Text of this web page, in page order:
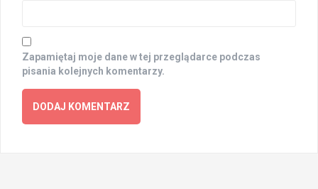
Zapamiętaj moje dane w tej przeglądarce podczas
pisania kolejnych komentarzy.